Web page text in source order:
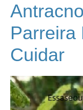
Parreira
Cuidar